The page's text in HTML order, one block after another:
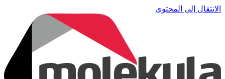
الانتقال إلى المحتوى